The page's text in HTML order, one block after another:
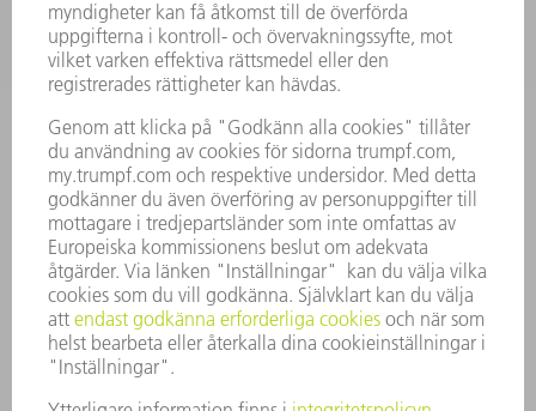
KARRIÄR
LEDIGA TJÄNSTER
FÖRETAGSPROFIL
STYRELSE
FÖRETAGSPRINCIPER
ÖVERENSSTÄMMELSE
RÅDGIVARSYSTEM
SECURITY
PRESSMEDDELANDEN
MAGASIN
HÅLLBARHET
MILJÖ & KLIMAT
SOCIALT & SAMHÄLLE
FÖRETAGSMANAGEMENT